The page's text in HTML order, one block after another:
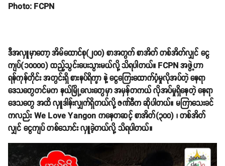
Photo: FCPN
ဒီအလှူမှာတော့ အိမ်ထောင်စု(၂၀၀) စာအတွက် စာအိတ် တစ်အိတ်လျှင် ငွေ
ကျပ်(၁၀၀၀၀) ထည့်သွင်းပေးသွားမယ်လို့ သိရပါတယ်။ FCPN အဖွဲ့ဟာ
ရန်ကုန်တိုင်း အတွင်းရှိ စားနပ်ရိက္ခာ နဲ့ ငွေကြေးထောက်ပံ့မှုလိုအပ်တဲ့ နေရာ
ဒေသတွေတင်မက နယ်မြို့လေးတွေမှာ အမှန်တကယ် လိုအပ်မှုရှိနေတဲ့ နေရာ
ဒေသတွေ အထိ လှူဒါန်းလျှက်ရှိတယ်လို့ ဇဏ်ခီက ဆိုပါတယ်။ မကြာသေးခင်
ကလည်း We Love Yangon ကနေတဆင့် စာအိတ်(၃၀၀) ၊ တစ်အိတ်
လျှင် ငွေကျပ် တစ်သောင်း လှူခဲ့တယ်လို့ သိရပါတယ်။